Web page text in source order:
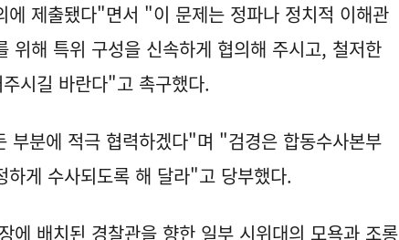
에 제출됐다"면서 "이 문제는 정파나 정치적 이해관
위해 특위 구성을 신속하게 협의해 주시고, 철저한
시길 바란다"고 촉구했다.
부분에 적극 협력하겠다"며 "검경은 합동수사본부
게 수사되도록 해 달라"고 당부했다.
에 배치된 경찰관을 향한 일부 시위대의 모욕과 조롱